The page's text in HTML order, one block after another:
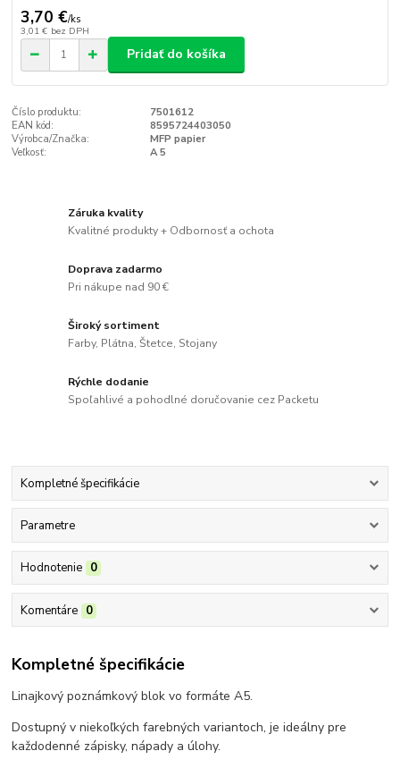
3,70 €/ks
3,01 € bez DPH
Pridať do košíka
Číslo produktu:
7501612
EAN kód:
8595724403050
Výrobca/Značka:
MFP papier
Veľkosť:
A 5
Záruka kvality
Kvalitné produkty + Odbornosť a ochota
Doprava zadarmo
Pri nákupe nad 90 €
Široký sortiment
Farby, Plátna, Štetce, Stojany
Rýchle dodanie
Spoľahlivé a pohodlné doručovanie cez Packetu
Kompletné špecifikácie
Parametre
Hodnotenie 0
Komentáre 0
Kompletné špecifikácie
Linajkový poznámkový blok vo formáte A5.
Dostupný v niekoľkých farebných variantoch, je ideálny pre
každodenné zápisky, nápady a úlohy.